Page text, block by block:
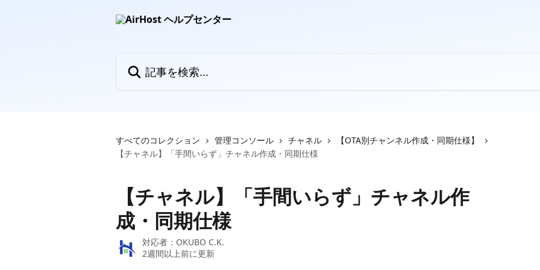
すべてのコレクション 管理コンソール チャネル
【OTA別チャンネル作成・同期仕様】
【チャネル】「手間いらず」チャネル作成・同期仕様
【チャネル】「手間いらず」チャネル作
成・同期仕様
対応者： OKUBO C.K.
2週間以上前に更新